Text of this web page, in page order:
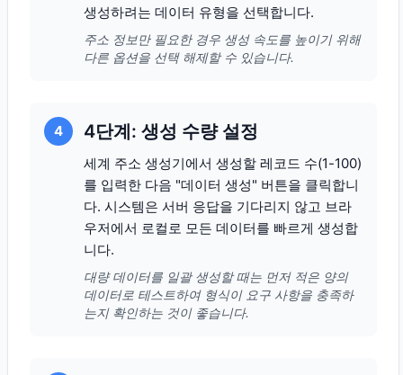
생성하려는 데이터 유형을 선택합니다.
주소 정보만 필요한 경우 생성 속도를 높이기 위해
다른 옵션을 선택 해제할 수 있습니다.
4 4단계: 생성 수량 설정
세계 주소 생성기에서 생성할 레코드 수(1-100)
를 입력한 다음 "데이터 생성" 버튼을 클릭합니
다. 시스템은 서버 응답을 기다리지 않고 브라
우저에서 로컬로 모든 데이터를 빠르게 생성합
니다.
대량 데이터를 일괄 생성할 때는 먼저 적은 양의
데이터로 테스트하여 형식이 요구 사항을 충족하
는지 확인하는 것이 좋습니다.